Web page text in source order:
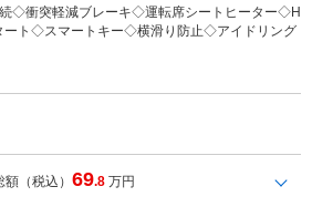
◇衝突軽減ブレーキ◇運転席シートヒーター◇H
ト◇スマートキー◇横滑り防止◇アイドリング
額（税込）69.8 万円